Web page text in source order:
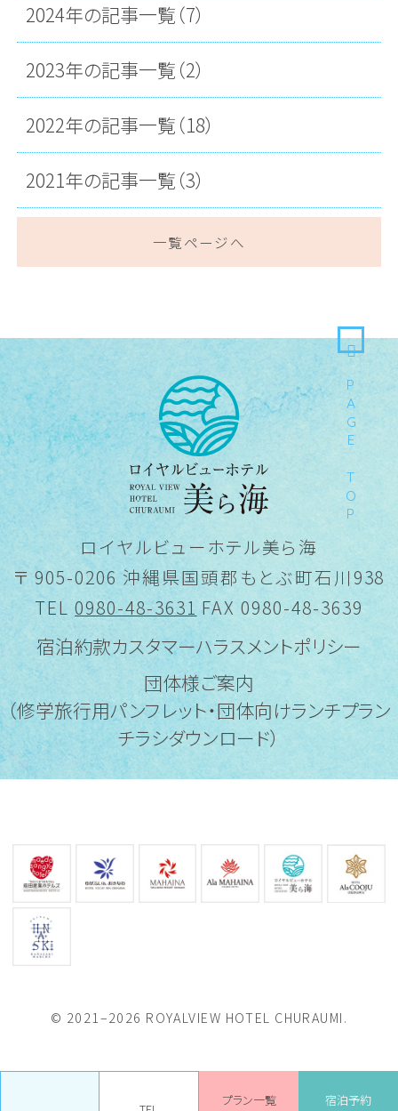
2024年の記事一覧（7）
2023年の記事一覧（2）
2022年の記事一覧（18）
2021年の記事一覧（3）
一覧ページへ
PAGE TOP
ロイヤルビューホテル美ら海
〒 905-0206 沖縄県国頭郡もとぶ町石川938
TEL0980-48-3631 FAX 0980-48-3639
宿泊約款カスタマーハラスメントポリシー
団体様ご案内
（修学旅行用パンフレット・団体向けランチプラン
チラシダウンロード）
© 2021–2026 ROYALVIEW HOTEL CHURAUMI.
プラン一覧 宿泊予約